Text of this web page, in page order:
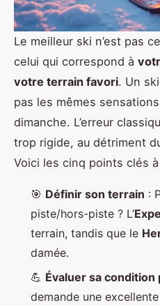
Le meilleur ski n’est pas
celui qui correspond à
votre terrain favori. Un
pas les mêmes
dimanche. L’erreur
trop rigide, au détriment
Voici les cinq points clés
🎯 Définir son terrain :
piste/hors-piste ? L’
terrain, tandis que le
damée.
💪 Évaluer sa condition
demande une